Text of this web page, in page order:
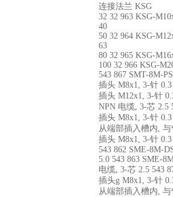
连接法兰 KSG
32 32 963 KSG-
40
50 32 964 KSG-
63
80 32 965 KSG-
100 32 966 KSG-
543 867 SMT-8M-
插头 M8x1, 3-针
插头 M12x1, 3-针
NPN 电缆, 3-芯 2.5
插头 M8x1, 3-针
从端部插入槽内, 与
插头 M8x1, 3-针
543 862 SME-8M-
5.0 543 863 SME-
电缆, 3-芯 2.5 543
插头g M8x1, 3-针
从端部插入槽内,